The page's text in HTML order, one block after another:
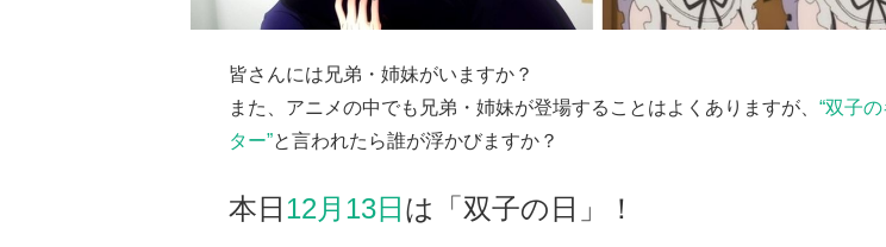
皆さんには兄弟・姉妹がいますか？
また、アニメの中でも兄弟・姉妹が登場することはよくありますが、 “双子
ター”と言われたら誰が浮かびますか？
本日12月13日は「双子の日」！